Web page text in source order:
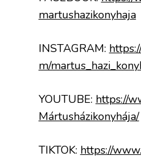
martushazikonyhaja
INSTAGRAM:
m/
YOUTUBE: https://
Mártusházikonyhája/
TIKTOK: https://